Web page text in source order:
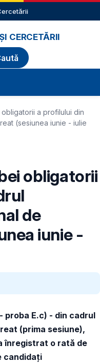
CERCETĂRII
a profilului din
(sesiunea iunie - iulie
obligatorii
de
iunie -
proba E.c) - din cadrul
(prima sesiune),
înregistrat o rată de
candidați